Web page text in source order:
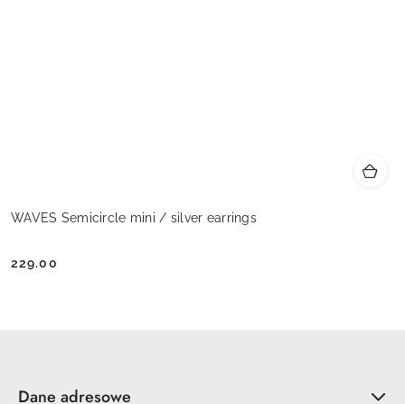
WAVES Semicircle mini / silver earrings
Cena:
229.00
Dane adresowe